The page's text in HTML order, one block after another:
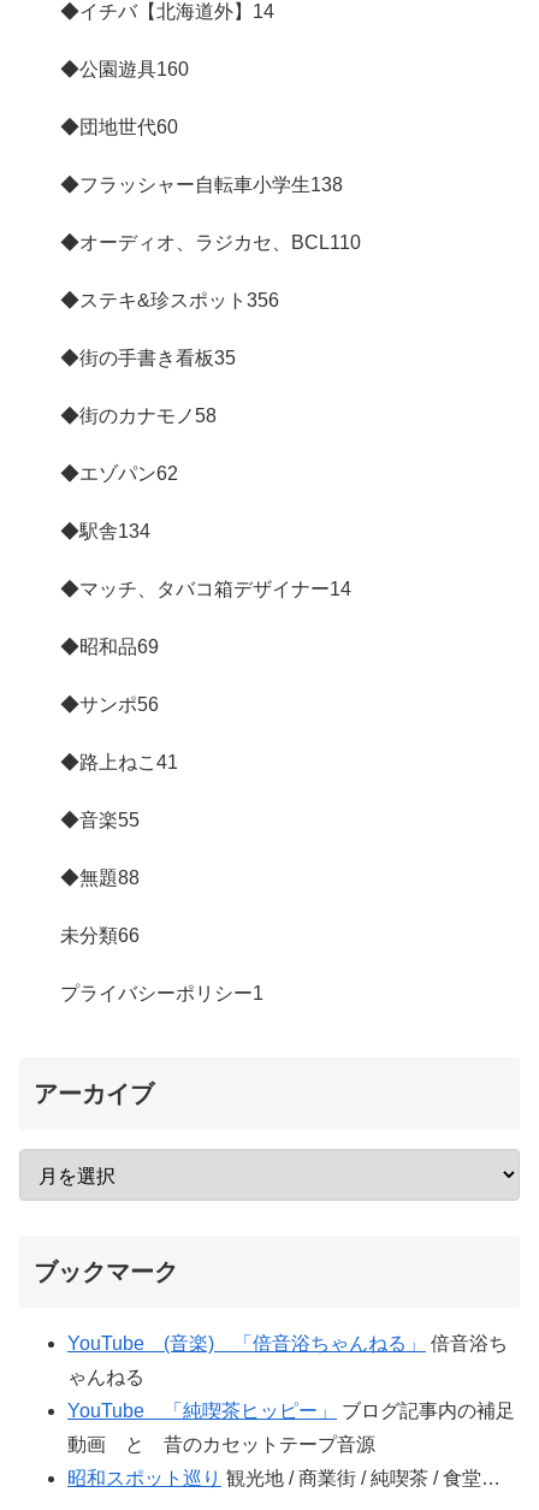
◆イチバ【北海道外】 14
◆公園遊具160
◆団地世代60
◆フラッシャー自転車小学生138
◆オーディオ、ラジカセ、BCL110
◆ステキ&珍スポット 356
◆街の手書き看板35
◆街のカナモノ58
◆エゾパン62
◆駅舎134
◆マッチ、タバコ箱デザイナー14
◆昭和品69
◆サンポ56
◆路上ねこ41
◆音楽55
◆無題88
未分類66
プライバシーポリシー1
アーカイブ
ブックマーク
YouTube (音楽) 「倍音浴ちゃんねる」
倍音浴ち
ゃんねる
YouTube 「純喫茶ヒッピー」
ブログ記事内の補足
動画 と 昔のカセットテープ音源
昭和スポット巡り 観光地 / 商業街 / 純喫茶 / 食堂…